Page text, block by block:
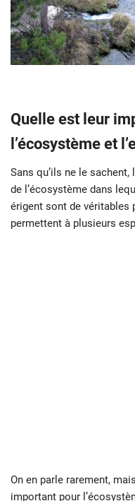
Quelle est leur
l’écosystème et
Sans qu’ils ne le
de l’écosystème dans
érigent sont de véritables
permettent à plusieurs
On en parle rarement,
important pour